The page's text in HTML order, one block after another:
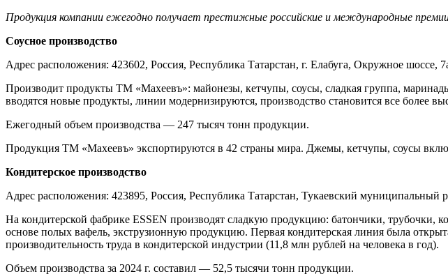
Продукция компании ежегодно получает престижные российские и международные
Соусное производство
Адрес расположения: 423602, Россия, Республика Татарстан, г. Елабуга, Окружное шоссе,
Производит продукты ТМ «Махеевъ»: майонезы, кетчупы, соусы, сладкая группа,
вводятся новые продукты, линии модернизируются, производство становится все более
Ежегодный объем производства — 247 тысяч тонн продукции.
Продукция ТМ «Махеевъ» экспортируются в 42 страны мира. Джемы, кетчупы, соусы
Кондитерское производство
Адрес расположения: 423895, Россия, Республика Татарстан, Тукаевский
На кондитерской фабрике ESSEN производят сладкую продукцию: батончики,
основе полых вафель, экструзионную продукцию. Первая кондитерская линия была
производительность труда в кондитерской индустрии (11,8 млн рублей на человека в год).
Объем производства за 2024 г. составил — 52,5 тысячи тонн продукции.